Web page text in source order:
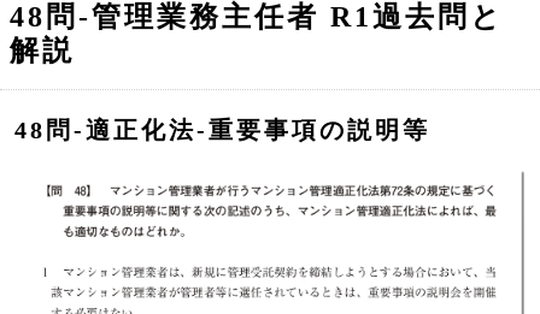
48問‐管理業務主任者 R1過去問と
解説
48問‐適正化法‐重要事項の説明等